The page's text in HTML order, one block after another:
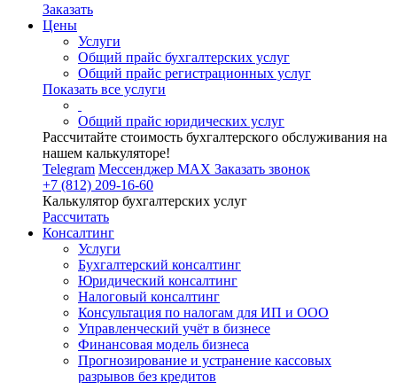
Заказать
Цены
Услуги
Общий прайс бухгалтерских услуг
Общий прайс регистрационных услуг
Показать все услуги
Общий прайс юридических услуг
Рассчитайте стоимость бухгалтерского обслуживания на
нашем калькуляторе!
Telegram Мессенджер MAX Заказать звонок
+7 (812) 209-16-60
Калькулятор бухгалтерских услуг
Рассчитать
Консалтинг
Услуги
Бухгалтерский консалтинг
Юридический консалтинг
Налоговый консалтинг
Консультация по налогам для ИП и ООО
Управленческий учёт в бизнесе
Финансовая модель бизнеса
Прогнозирование и устранение кассовых
разрывов без кредитов